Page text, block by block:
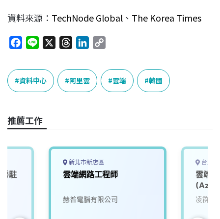
資料來源： TechNode Global 、 The Korea Times
c
e
b
o
k
n
e
r
e
a
n
k
e
n
p
y
L
k
資料中心 阿里雲 雲端 韓國
推薦工作
駐
新北市新店區
雲端網路工程師
赫普電腦有限公司
台北
雲端
凌群電